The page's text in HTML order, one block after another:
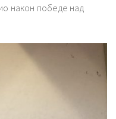
након победе над